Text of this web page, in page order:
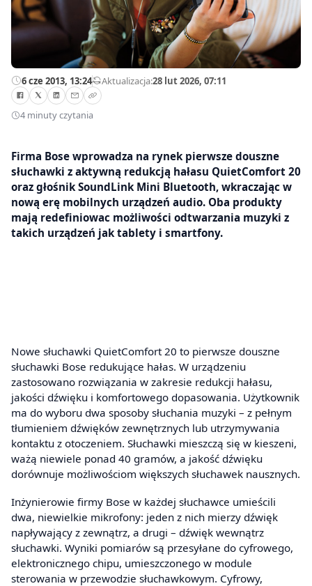
6 cze 2013, 13:24—Aktualizacja:28 lut 2026, 07:11
4 minuty czytania
Firma Bose wprowadza na rynek pierwsze douszne
słuchawki z aktywną redukcją hałasu QuietComfort 20
oraz głośnik SoundLink Mini Bluetooth, wkraczając w
nową erę mobilnych urządzeń audio. Oba produkty
mają redefiniowac możliwości odtwarzania muzyki z
takich urządzeń jak tablety i smartfony.
Nowe słuchawki QuietComfort 20 to pierwsze douszne
słuchawki Bose redukujące hałas. W urządzeniu
zastosowano rozwiązania w zakresie redukcji hałasu,
jakości dźwięku i komfortowego dopasowania. Użytkownik
ma do wyboru dwa sposoby słuchania muzyki – z pełnym
tłumieniem dźwięków zewnętrznych lub utrzymywania
kontaktu z otoczeniem. Słuchawki mieszczą się w kieszeni,
ważą niewiele ponad 40 gramów, a jakość dźwięku
dorównuje możliwościom większych słuchawek nausznych.
Inżynierowie firmy Bose w każdej słuchawce umieścili
dwa, niewielkie mikrofony: jeden z nich mierzy dźwięk
napływający z zewnątrz, a drugi – dźwięk wewnątrz
słuchawki. Wyniki pomiarów są przesyłane do cyfrowego,
elektronicznego chipu, umieszczonego w module
sterowania w przewodzie słuchawkowym. Cyfrowy,